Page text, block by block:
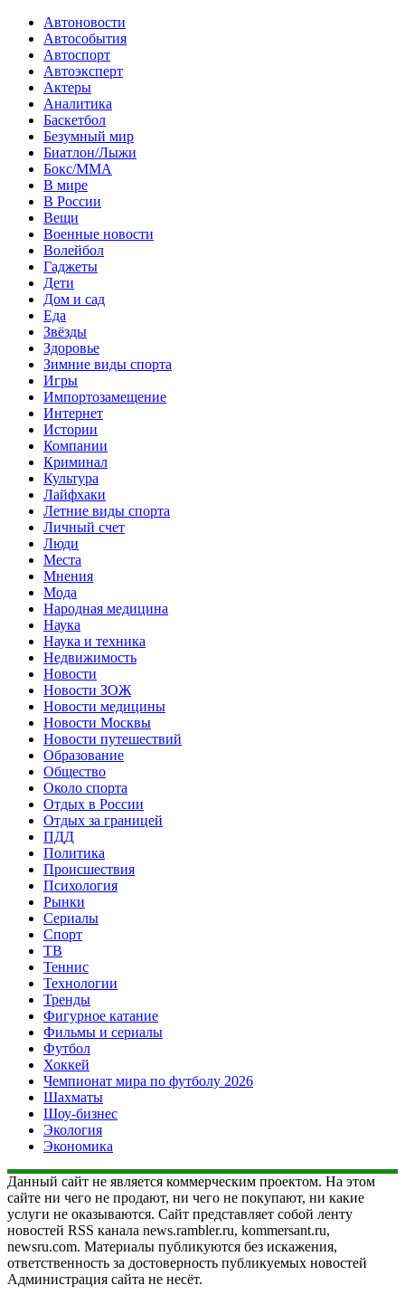
Автоновости
Автособытия
Автоспорт
Автоэксперт
Актеры
Аналитика
Баскетбол
Безумный мир
Биатлон/Лыжи
Бокс/MMA
В мире
В России
Вещи
Военные новости
Волейбол
Гаджеты
Дети
Дом и сад
Еда
Звёзды
Здоровье
Зимние виды спорта
Игры
Импортозамещение
Интернет
Истории
Компании
Криминал
Культура
Лайфхаки
Летние виды спорта
Личный счет
Люди
Места
Мнения
Мода
Народная медицина
Наука
Наука и техника
Недвижимость
Новости
Новости ЗОЖ
Новости медицины
Новости Москвы
Новости путешествий
Образование
Общество
Около спорта
Отдых в России
Отдых за границей
ПДД
Политика
Происшествия
Психология
Рынки
Сериалы
Спорт
ТВ
Теннис
Технологии
Тренды
Фигурное катание
Фильмы и сериалы
Футбол
Хоккей
Чемпионат мира по футболу 2026
Шахматы
Шоу-бизнес
Экология
Экономика
Данный сайт не является коммерческим проектом. На этом
сайте ни чего не продают, ни чего не покупают, ни какие
услуги не оказываются. Сайт представляет собой ленту
новостей RSS канала news.rambler.ru, kommersant.ru,
newsru.com. Материалы публикуются без искажения,
ответственность за достоверность публикуемых новостей
Администрация сайта не несёт.